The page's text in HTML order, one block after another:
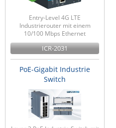
Entry-Level 4G LTE
Industrierouter mit einem
10/100 Mbps Ethernet
ICR-2031
PoE-Gigabit Industrie
Switch